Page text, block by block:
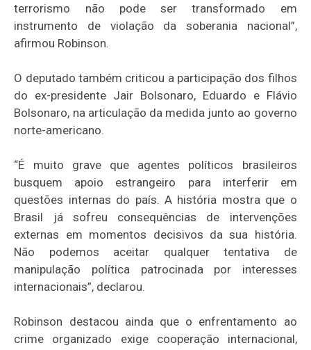
terrorismo não pode ser transformado em
instrumento de violação da soberania nacional”,
afirmou Robinson.
O deputado também criticou a participação dos filhos
do ex-presidente Jair Bolsonaro, Eduardo e Flávio
Bolsonaro, na articulação da medida junto ao governo
norte-americano.
“É muito grave que agentes políticos brasileiros
busquem apoio estrangeiro para interferir em
questões internas do país. A história mostra que o
Brasil já sofreu consequências de intervenções
externas em momentos decisivos da sua história.
Não podemos aceitar qualquer tentativa de
manipulação política patrocinada por interesses
internacionais”, declarou.
Robinson destacou ainda que o enfrentamento ao
crime organizado exige cooperação internacional,